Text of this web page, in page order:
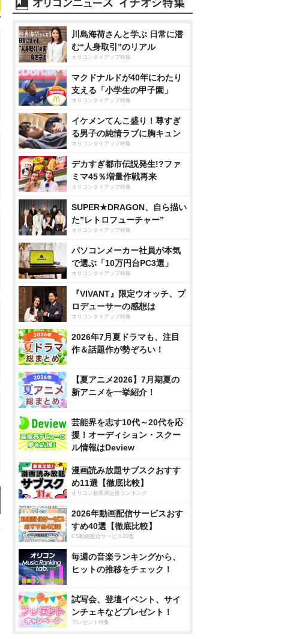
川島海荷さんと学ぶ 日常に潜
む“人身取引”のリアル
オリコンタイアップ特集
マクドナルドが40年にわたり
支える「小学生の甲子園」
オリコンタイアップ特集
イケメンてんこ盛り！尊すぎ
る男子の純情ラブに胸キュン
オリコンタイアップ特集
デカすぎ都市伝説発生!?ファ
ミマ45％増量作戦再来
オリコンタイアップ特集
SUPER★DRAGON、自ら描い
た”レトロフューチャー”
オリコンタイアップ特集
パソコンメーカー社員が本気
で選ぶ「10万円台PC3選」
オリコンタイアップ特集
『VIVANT』限定ウオッチ、プ
ロデューサーの感想は
オリコンタイアップ特集
2026年7月夏ドラマも、注目
作＆話題作が勢ぞろい！
【夏アニメ2026】7月期夏の
新アニメを一挙紹介！
芸能界を志す10代～20代を応
援！オーディション・スクー
ル情報はDeview
漫画読み放題サブスクおすす
め11選【徹底比較】
オリコン顧客満足度ランキング
2026年動画配信サービスおす
すめ40選【徹底比較】
CS動画配信サービス20選
毎週の音楽ランキングから、
ヒットの推移をチェック！
試写会、登壇イベント、サイ
ンチェキなどプレゼント！
プレゼント特集